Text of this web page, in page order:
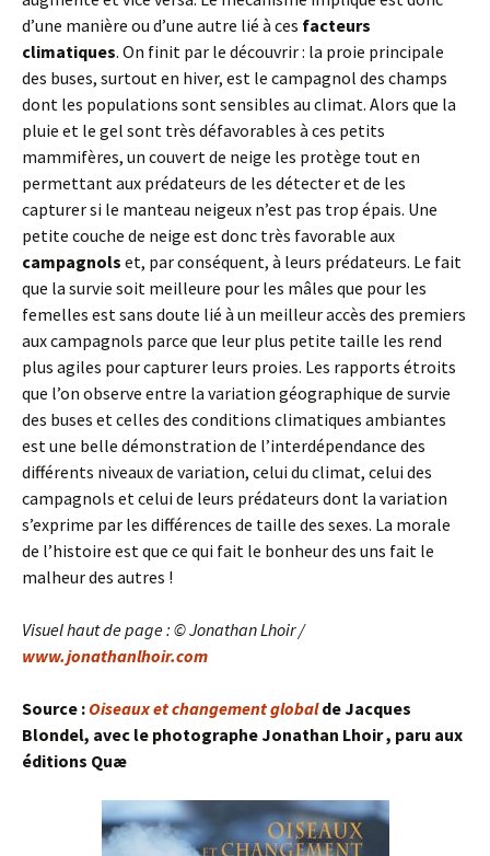
d’une manière ou d’une autre lié à ces facteurs
climatiques. On finit par le découvrir : la proie principale
des buses, surtout en hiver, est le campagnol des champs
dont les populations sont sensibles au climat. Alors que la
pluie et le gel sont très défavorables à ces petits
mammifères, un couvert de neige les protège tout en
permettant aux prédateurs de les détecter et de les
capturer si le manteau neigeux n’est pas trop épais. Une
petite couche de neige est donc très favorable aux
campagnols et, par conséquent, à leurs prédateurs. Le fait
que la survie soit meilleure pour les mâles que pour les
femelles est sans doute lié à un meilleur accès des premiers
aux campagnols parce que leur plus petite taille les rend
plus agiles pour capturer leurs proies. Les rapports étroits
que l’on observe entre la variation géographique de survie
des buses et celles des conditions climatiques ambiantes
est une belle démonstration de l’interdépendance des
différents niveaux de variation, celui du climat, celui des
campagnols et celui de leurs prédateurs dont la variation
s’exprime par les différences de taille des sexes. La morale
de l’histoire est que ce qui fait le bonheur des uns fait le
malheur des autres !
Visuel haut de page : ©Jonathan Lhoir /
www.jonathanlhoir.com
Source : Oiseaux et changement global de Jacques
Blondel, avec le photographe Jonathan Lhoir , paru aux
éditions Quæ